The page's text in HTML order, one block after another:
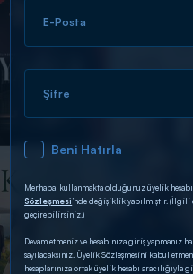
DİĞER SONUÇLAR
E-Posta
Şifre
Beni Hatırla
Merhaba, kullanmakta olduğunuz üyelik
Sözleşmesi’nde değişiklik yapılmıştır.
geçirebilirsiniz.)
Devam etmeniz ve hesabınıza giriş yapmanız
sayılacaksınız. Üyelik Sözleşmesini kabul
hesaplarınıza ortak üyelik hesabı aracılığıyla